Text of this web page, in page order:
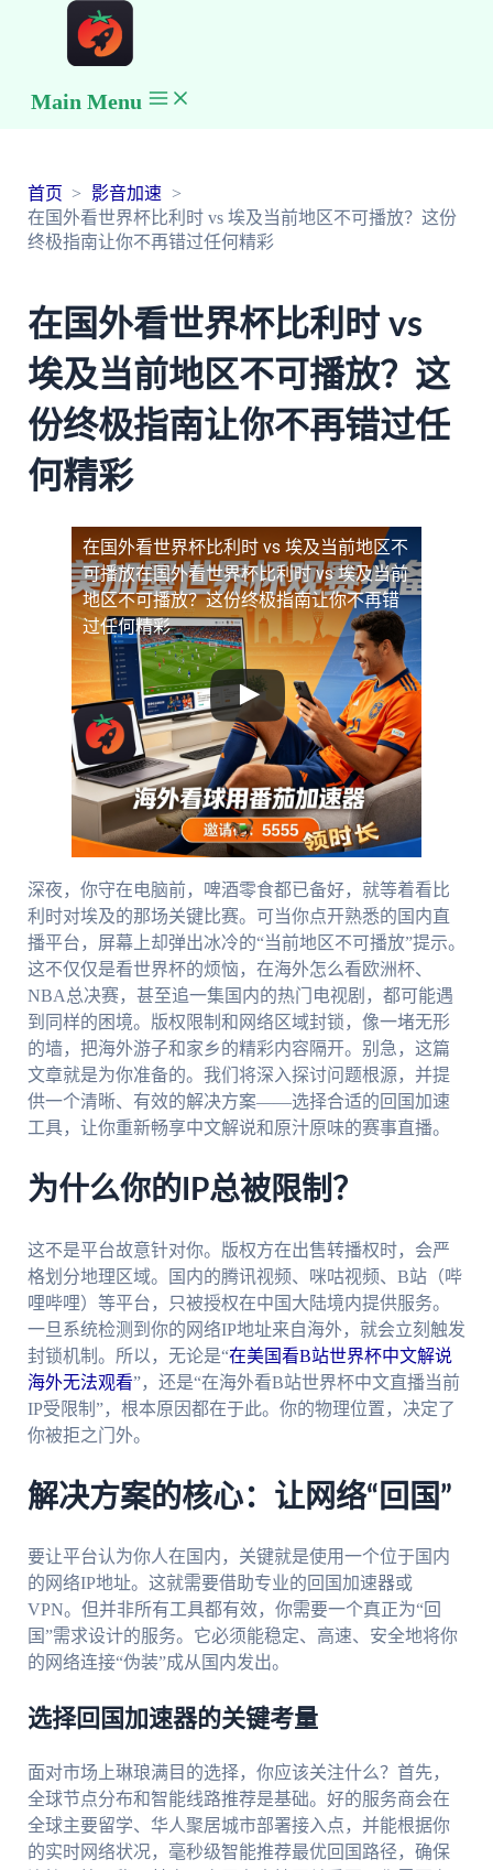
Main Menu
首页
影音加速
在国外看世界杯比利时 vs 埃及当前地区不可播放？这份
终极指南让你不再错过任何精彩
在国外看世界杯比利时 vs
埃及当前地区不可播放？这
份终极指南让你不再错过任
何精彩
在国外看世界杯比利时 vs 埃及当前地区不
可播放在国外看世界杯比利时 vs 埃及当前
地区不可播放？这份终极指南让你不再错
过任何精彩
深夜，你守在电脑前，啤酒零食都已备好，就等着看比
利时对埃及的那场关键比赛。可当你点开熟悉的国内直
播平台，屏幕上却弹出冰冷的“当前地区不可播放”提示。
这不仅仅是看世界杯的烦恼，在海外怎么看欧洲杯、
NBA总决赛，甚至追一集国内的热门电视剧，都可能遇
到同样的困境。版权限制和网络区域封锁，像一堵无形
的墙，把海外游子和家乡的精彩内容隔开。别急，这篇
文章就是为你准备的。我们将深入探讨问题根源，并提
供一个清晰、有效的解决方案——选择合适的回国加速
工具，让你重新畅享中文解说和原汁原味的赛事直播。
为什么你的IP总被限制？
这不是平台故意针对你。版权方在出售转播权时，会严
格划分地理区域。国内的腾讯视频、咪咕视频、B站（哔
哩哔哩）等平台，只被授权在中国大陆境内提供服务。
一旦系统检测到你的网络IP地址来自海外，就会立刻触发
封锁机制。所以，无论是“在美国看B站世界杯中文解说
海外无法观看”，还是“在海外看B站世界杯中文直播当前
IP受限制”，根本原因都在于此。你的物理位置，决定了
你被拒之门外。
解决方案的核心：让网络“回国”
要让平台认为你人在国内，关键就是使用一个位于国内
的网络IP地址。这就需要借助专业的回国加速器或
VPN。但并非所有工具都有效，你需要一个真正为“回
国”需求设计的服务。它必须能稳定、高速、安全地将你
的网络连接“伪装”成从国内发出。
选择回国加速器的关键考量
面对市场上琳琅满目的选择，你应该关注什么？首先，
全球节点分布和智能线路推荐是基础。好的服务商会在
全球主要留学、华人聚居城市部署接入点，并能根据你
的实时网络状况，毫秒级智能推荐最优回国路径，确保